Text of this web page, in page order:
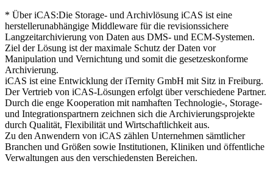
* Über iCAS:Die Storage- und Archivlösung iCAS ist eine
herstellerunabhängige Middleware für die revisionssichere
Langzeitarchivierung von Daten aus DMS- und ECM-Systemen.
Ziel der Lösung ist der maximale Schutz der Daten vor
Manipulation und Vernichtung und somit die gesetzeskonforme
Archivierung.
iCAS ist eine Entwicklung der iTernity GmbH mit Sitz in Freiburg.
Der Vertrieb von iCAS-Lösungen erfolgt über verschiedene Partner.
Durch die enge Kooperation mit namhaften Technologie-, Storage-
und Integrationspartnern zeichnen sich die Archivierungsprojekte
durch Qualität, Flexibilität und Wirtschaftlichkeit aus.
Zu den Anwendern von iCAS zählen Unternehmen sämtlicher
Branchen und Größen sowie Institutionen, Kliniken und öffentliche
Verwaltungen aus den verschiedensten Bereichen.